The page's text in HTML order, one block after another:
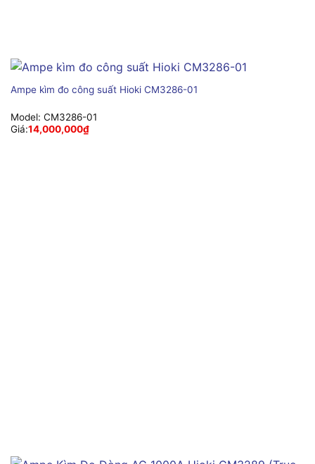
Ampe kìm đo công suất Hioki CM3286-01
Model: CM3286-01
Giá:14,000,000₫